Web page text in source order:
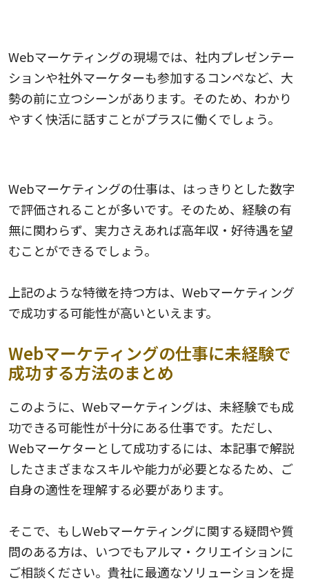
Webマーケティングの現場では、社内プレゼンテー
ションや社外マーケターも参加するコンペなど、大
勢の前に立つシーンがあります。そのため、わかり
やすく快活に話すことがプラスに働くでしょう。
Webマーケティングの仕事は、はっきりとした数字
で評価されることが多いです。そのため、経験の有
無に関わらず、実力さえあれば高年収・好待遇を望
むことができるでしょう。
上記のような特徴を持つ方は、Webマーケティング
で成功する可能性が高いといえます。
Webマーケティングの仕事に未経験で
成功する方法のまとめ
このように、Webマーケティングは、未経験でも成
功できる可能性が十分にある仕事です。ただし、
Webマーケターとして成功するには、本記事で解説
したさまざまなスキルや能力が必要となるため、ご
自身の適性を理解する必要があります。
そこで、もしWebマーケティングに関する疑問や質
問のある方は、いつでもアルマ・クリエイションに
ご相談ください。貴社に最適なソリューションを提